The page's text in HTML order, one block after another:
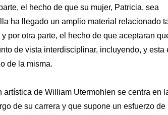
el hecho de que su mujer, Patricia, sea
ha llegado un amplio material relacionado
por otra parte, el hecho de que aceptaran
de vista interdisciplinar, incluyendo, y esta
de la misma.
de William Utermohlen se centra en
de su carrera y que supone un esfuerzo de